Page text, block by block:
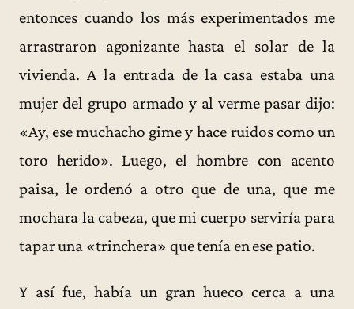
entonces cuando los más experimentados me
arrastraron agonizante hasta el solar de la
vivienda. A la entrada de la casa estaba una
mujer del grupo armado y al verme pasar dijo:
«Ay, ese muchacho gime y hace ruidos como un
toro herido». Luego, el hombre con acento
paisa, le ordenó a otro que de una, que me
mochara la cabeza, que mi cuerpo serviría para
tapar una «trinchera» que tenía en ese patio.
Y así fue, había un gran hueco cerca a una